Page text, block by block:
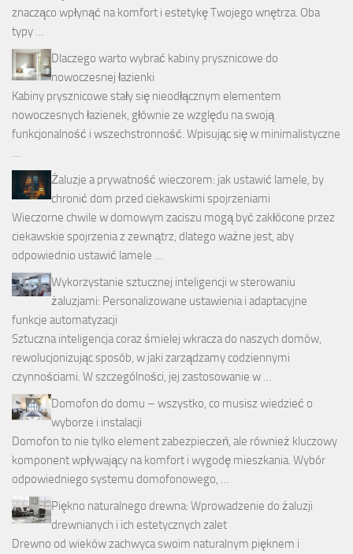
znacząco wpłynąć na komfort i estetykę Twojego wnętrza. Oba
typy …
Dlaczego warto wybrać kabiny prysznicowe do
nowoczesnej łazienki
Kabiny prysznicowe stały się nieodłącznym elementem
nowoczesnych łazienek, głównie ze względu na swoją
funkcjonalność i wszechstronność. Wpisując się w minimalistyczne
…
Żaluzje a prywatność wieczorem: jak ustawić lamele, by
chronić dom przed ciekawskimi spojrzeniami
Wieczorne chwile w domowym zaciszu mogą być zakłócone przez
ciekawskie spojrzenia z zewnątrz, dlatego ważne jest, aby
odpowiednio ustawić lamele …
Wykorzystanie sztucznej inteligencji w sterowaniu
żaluzjami: Personalizowane ustawienia i adaptacyjne
funkcje automatyzacji
Sztuczna inteligencja coraz śmielej wkracza do naszych domów,
rewolucjonizując sposób, w jaki zarządzamy codziennymi
czynnościami. W szczególności, jej zastosowanie w …
Domofon do domu – wszystko, co musisz wiedzieć o
wyborze i instalacji
Domofon to nie tylko element zabezpieczeń, ale również kluczowy
komponent wpływający na komfort i wygodę mieszkania. Wybór
odpowiedniego systemu domofonowego, …
Piękno naturalnego drewna: Wprowadzenie do żaluzji
drewnianych i ich estetycznych zalet
Drewno od wieków zachwyca swoim naturalnym pięknem i